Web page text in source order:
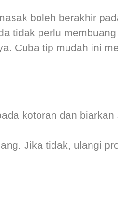
boleh berakhir
tidak perlu
Cuba tip mudah ini
kotoran dan biarkan
Jika tidak, ulangi